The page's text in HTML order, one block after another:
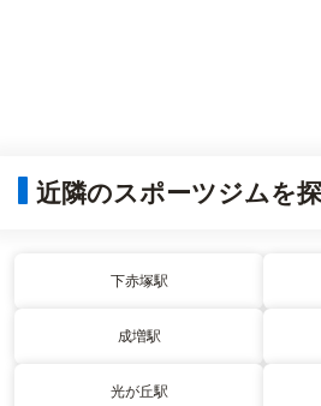
近隣のスポーツジムを
下赤塚駅
成増駅
光が丘駅